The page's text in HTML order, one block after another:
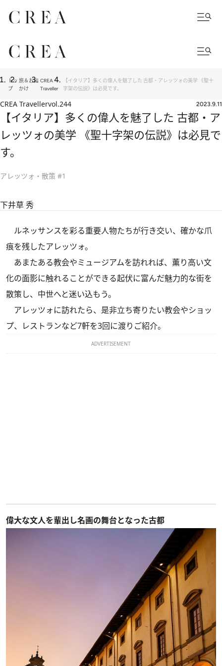
トッ
プ
旅＆お出
かけ
CREA
Traveller
【イタリア】多くの偉人を魅了した 古都・アレッツォの美学 《聖十
字架の伝説》は必見です。
CREA Travellervol.244 2023.9.11
【イタリア】多くの偉人を魅了した 古都・ア
レッツォの美学 《聖十字架の伝説》は必見で
す。
アレッツォ・散策 #1
下井草 秀
ルネッサンスを彩る重要人物たちが行き交い、確かな爪
痕を残したアレッツォ。
あまたある教会やミュージアムを訪れれば、薫り高い文
化の面影に触れることができる起伏に富んだ魅力的な街を
散策し、中世へと迷い込もう。
アレッツォに訪れたら、是非立ち寄りたい教会やショッ
プ、レストランなど7軒を3回に渡りご紹介。
ADVERTISEMENT
偉大な文人を輩出し名画の舞台となった古都